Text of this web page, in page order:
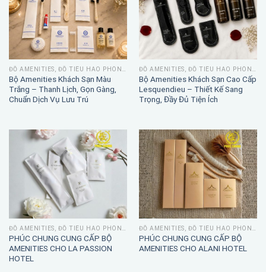
Bộ Amenities Khách Sạn Màu
Trắng – Thanh Lịch, Gọn Gàng,
Chuẩn Dịch Vụ Lưu Trú
Bộ Amenities Khách Sạn Cao Cấp
Lesquendieu – Thiết Kế Sang
Trọng, Đầy Đủ Tiện Ích
PHÚC CHUNG CUNG CẤP BỘ
AMENITIES CHO LA PASSION
HOTEL
PHÚC CHUNG CUNG CẤP BỘ
AMENITIES CHO ALANI HOTEL